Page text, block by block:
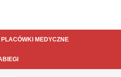
PLACÓWKI MEDYCZNE